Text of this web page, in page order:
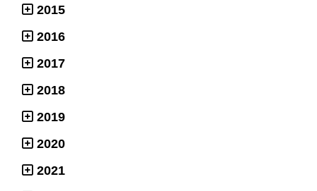
2015
2016
2017
2018
2019
2020
2021